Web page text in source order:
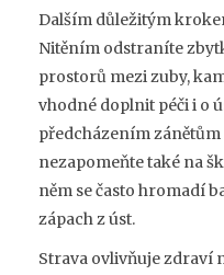
Dalším důležitým
Nitěním odstraníte
prostorů mezi zuby,
vhodné doplnit péči i o
předcházením zánětům
nezapomeňte také na
něm se často hromadí
zápach z úst.
Strava ovlivňuje zdraví